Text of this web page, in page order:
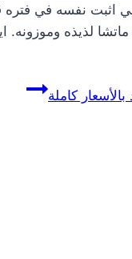
اثبت نفسه في فتره
لذيذه
كاملة